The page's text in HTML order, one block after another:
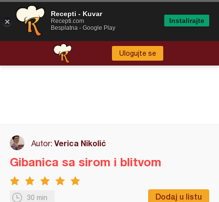
Ulogujte se
Autor: Verica Nikolić
30 min Dodaj u listu
Gibanica sa sirom i blitvom
Recepti - Kuvar
Recepti.com
Besplatna - Google Play
Instalirajte